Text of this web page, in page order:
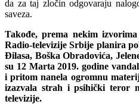
da za taj zločin odgovaraju
saveza.
Takođe, prema nekim
Radio-televizije Srbije planira
Đilasa, Boška Obradovića,
su 12 Marta 2019. godine
i pritom nanela ogromnu
izazvala strah i psihički teror
televizije.